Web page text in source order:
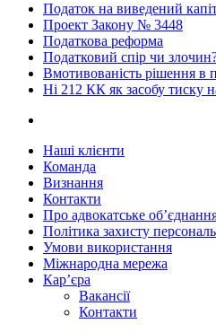
Податок на виведений
Проект Закону № 3448
Податкова реформа
Податковий спір чи
Вмотивованість рішення в
Ні 212 КК як засобу тиску
Наші клієнти
Команда
Визнання
Контакти
Про адвокатське
Політика захисту
Умови використання
Міжнародна мережа
Кар’єра
Вакансії
Контакти